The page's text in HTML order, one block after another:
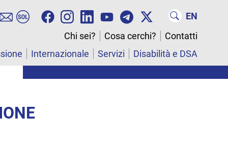
EN
Chi sei?
Cosa cerchi?
Contatti
Internazionale Servizi Disabilità e DSA